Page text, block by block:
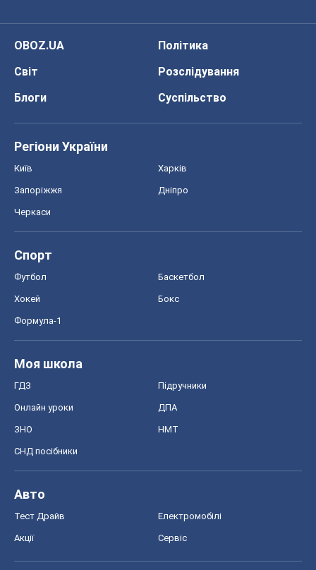
OBOZ.UA
Політика
Світ
Розслідування
Блоги
Суспільство
Регіони України
Київ Харків
Запоріжжя Дніпро
Черкаси
Спорт
Футбол Баскетбол
Хокей Бокс
Формула-1
Моя школа
ГДЗ Підручники
Онлайн уроки ДПА
ЗНО НМТ
СНД посібники
Авто
Тест Драйв Електромобілі
Акції Сервіс